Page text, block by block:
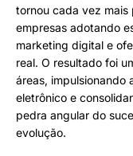
tornou cada vez
empresas adotando
marketing digital e
real. O resultado foi
áreas, impulsionando
eletrônico e
pedra angular do
evolução.